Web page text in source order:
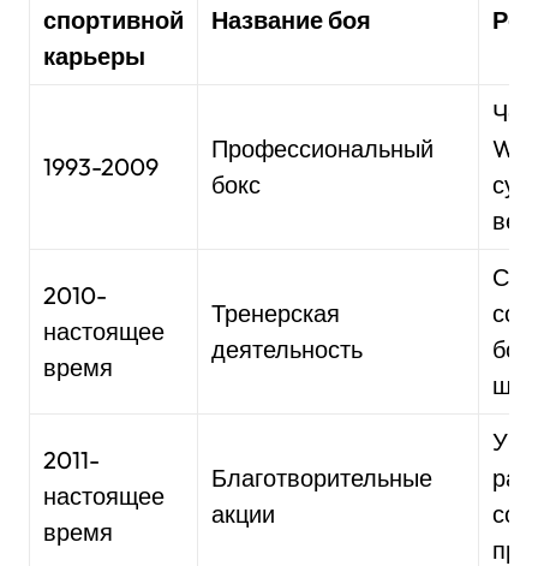
спортивной
карьеры
Название боя
1993-2009
Профессиональный
бокс
2010-
настоящее
время
Тренерская
деятельность
2011-
настоящее
время
Благотворительные
акции